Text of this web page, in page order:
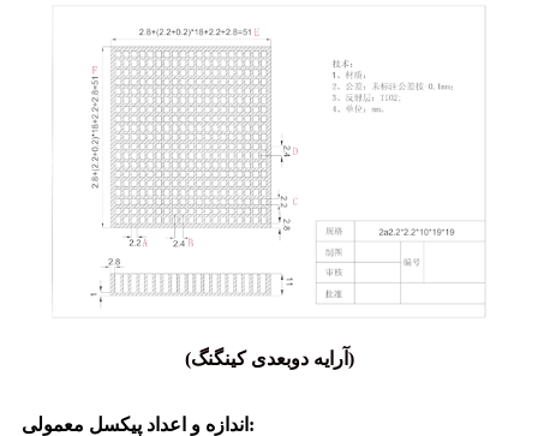
(آرایه دوبعدی کینگنگ)
اندازه و اعداد پیکسل معمولی: